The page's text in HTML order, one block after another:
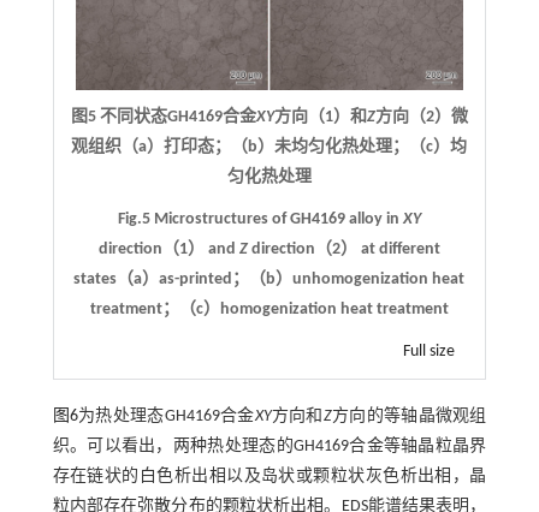
图5 不同状态GH4169合金XY方向（1）和Z方向（2）微
观组织（a）打印态；（b）未均匀化热处理；（c）均
匀化热处理
Fig.5 Microstructures of GH4169 alloy in XY
direction（1） and Zdirection（2） at different
states（a）as-printed；（b）unhomogenization heat
treatment；（c）homogenization heat treatment
Full size
图6为热处理态GH4169合金XY方向和 Z方向的等轴晶微观组
织。可以看出，两种热处理态的GH4169合金等轴晶粒晶界
存在链状的白色析出相以及岛状或颗粒状灰色析出相，晶
粒内部存在弥散分布的颗粒状析出相。EDS能谱结果表明，